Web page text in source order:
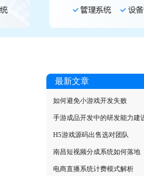
最新文章
如何避免小游戏开发失败
手游成品开发中的研发能力建
H5游戏源码出售选对团队
南昌短视频分成系统如何落地
电商直播系统计费模式解析